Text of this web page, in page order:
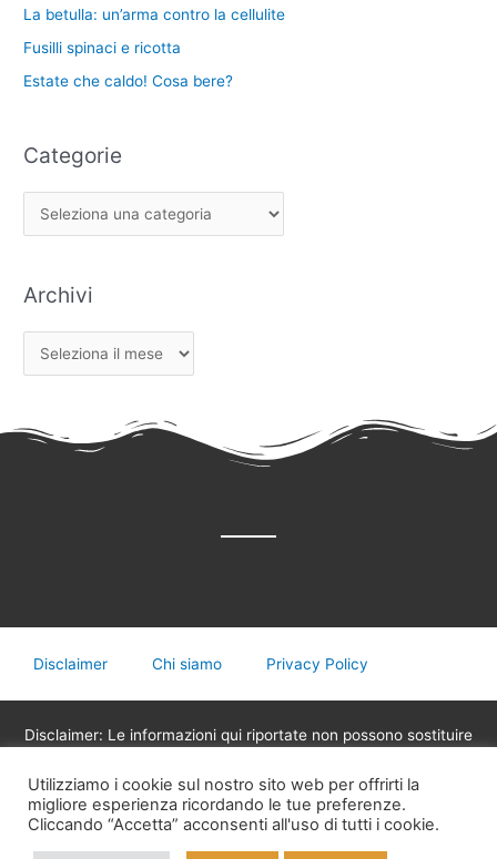
La betulla: un’arma contro la cellulite
Fusilli spinaci e ricotta
Estate che caldo! Cosa bere?
Categorie
Archivi
Disclaimer Chi siamo Privacy Policy
Disclaimer: Le informazioni qui riportate non possono sostituire
legalmente abilitati alla professione, non devono essere
utilizzate per assumere decisioni riguardanti la propria salute,
eventuali terapie mediche o assunzione di medicinali.
Utilizziamo i cookie sul nostro sito web per offrirti la
migliore esperienza ricordando le tue preferenze.
Cliccando “Accetta” acconsenti all'uso di tutti i cookie.